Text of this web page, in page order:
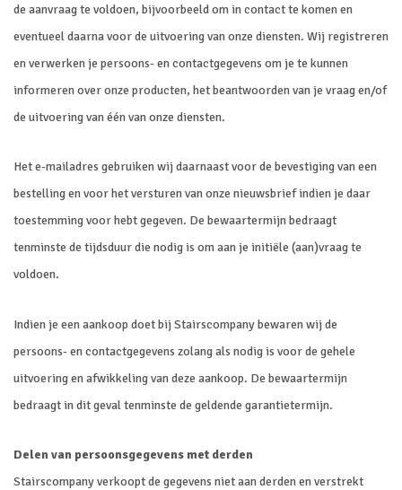
de aanvraag te voldoen, bijvoorbeeld om in contact te komen en
eventueel daarna voor de uitvoering van onze diensten. Wij registreren
en verwerken je persoons- en contactgegevens om je te kunnen
informeren over onze producten, het beantwoorden van je vraag en/of
de uitvoering van één van onze diensten.
Het e-mailadres gebruiken wij daarnaast voor de bevestiging van een
bestelling en voor het versturen van onze nieuwsbrief indien je daar
toestemming voor hebt gegeven. De bewaartermijn bedraagt
tenminste de tijdsduur die nodig is om aan je initiële (aan)vraag te
voldoen.
Indien je een aankoop doet bij Stairscompany bewaren wij de
persoons- en contactgegevens zolang als nodig is voor de gehele
uitvoering en afwikkeling van deze aankoop. De bewaartermijn
bedraagt in dit geval tenminste de geldende garantietermijn.
Delen van persoonsgegevens met derden
Stairscompany verkoopt de gegevens niet aan derden en verstrekt